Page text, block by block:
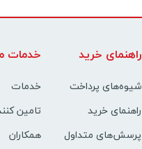
راهنمای خرید
شیوه‌های پرداخت
راهنمای خرید
پرسش‌های متداول
خدمات
خدمات
تامین
همکاران